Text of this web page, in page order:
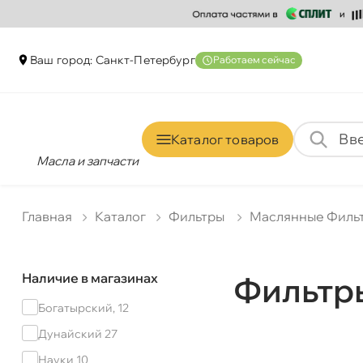
аш город: Санкт-Петербур Работаем сейчас
Масла и запчасти
Каталог товаро
Главная Катало Фильтры Маслянные
Наличие в магазинах
Богатырский, 12
Дунайский 27
Науки 10